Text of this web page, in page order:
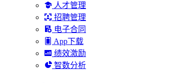
人才管理
招聘管理
电子合同
App下载
绩效激励
智数分析